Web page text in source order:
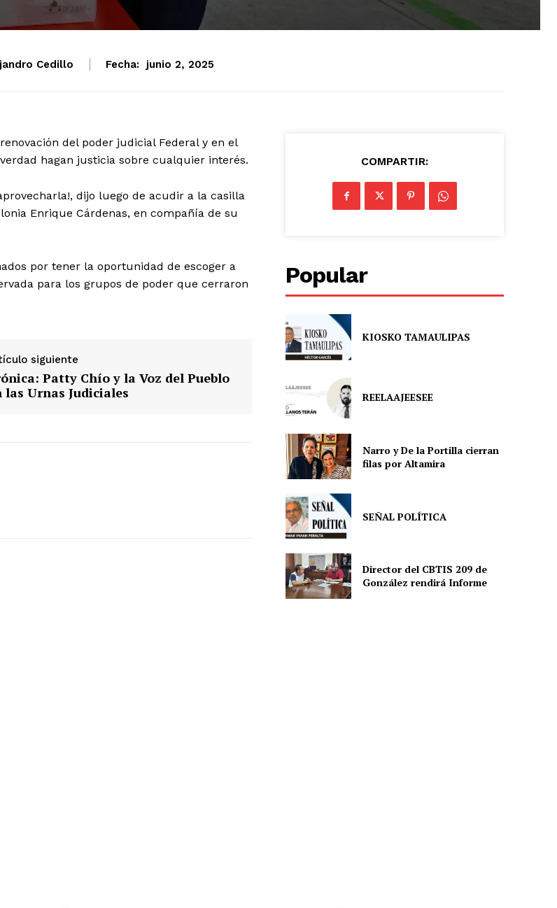
Cedillo Fecha: junio 2, 2025
del poder judicial Federal y en el
hagan justicia sobre cualquier interés.
dijo luego de acudir a la casilla
Enrique Cárdenas, en compañía de su
por tener la oportunidad de escoger a
para los grupos de poder que cerraron
siguiente
Patty Chío y la Voz del Pueblo
las Urnas Judiciales
COMPARTIR:
Popular
KIOSKO TAMAULIPAS
REELAAJEESEE
Narro y De la Portilla cierran
filas por Altamira
SEÑAL POLÍTICA
Director del CBTIS 209 de
González rendirá Informe